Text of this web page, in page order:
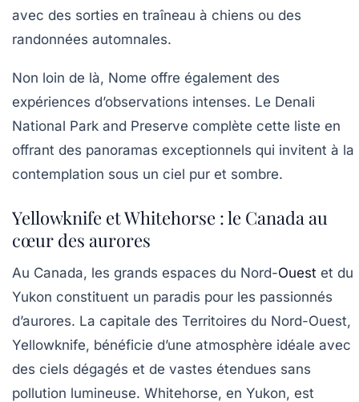
avec des sorties en traîneau à chiens ou des
randonnées automnales.
Non loin de là, Nome offre également des
expériences d’observations intenses. Le Denali
National Park and Preserve complète cette liste en
offrant des panoramas exceptionnels qui invitent à la
contemplation sous un ciel pur et sombre.
Yellowknife et Whitehorse : le Canada au
cœur des aurores
Au Canada, les grands espaces du Nord-Ouest et du
Yukon constituent un paradis pour les passionnés
d’aurores. La capitale des Territoires du Nord-Ouest,
Yellowknife, bénéficie d’une atmosphère idéale avec
des ciels dégagés et de vastes étendues sans
pollution lumineuse. Whitehorse, en Yukon, est